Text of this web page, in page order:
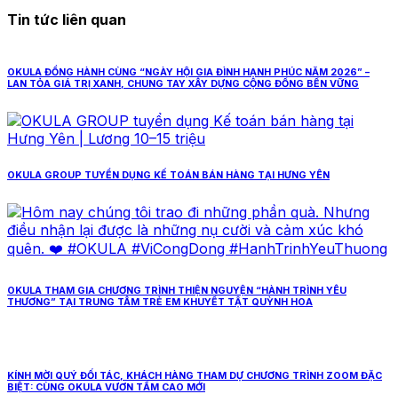
Tin tức liên quan
OKULA ĐỒNG HÀNH CÙNG “NGÀY HỘI GIA ĐÌNH HẠNH PHÚC NĂM 2026” –
LAN TỎA GIÁ TRỊ XANH, CHUNG TAY XÂY DỰNG CỘNG ĐỒNG BỀN VỮNG
OKULA GROUP TUYỂN DỤNG KẾ TOÁN BÁN HÀNG TẠI HƯNG YÊN
OKULA THAM GIA CHƯƠNG TRÌNH THIỆN NGUYỆN “HÀNH TRÌNH YÊU
THƯƠNG” TẠI TRUNG TÂM TRẺ EM KHUYẾT TẬT QUỲNH HOA
KÍNH MỜI QUÝ ĐỐI TÁC, KHÁCH HÀNG THAM DỰ CHƯƠNG TRÌNH ZOOM ĐẶC
BIỆT: CÙNG OKULA VƯƠN TẦM CAO MỚI